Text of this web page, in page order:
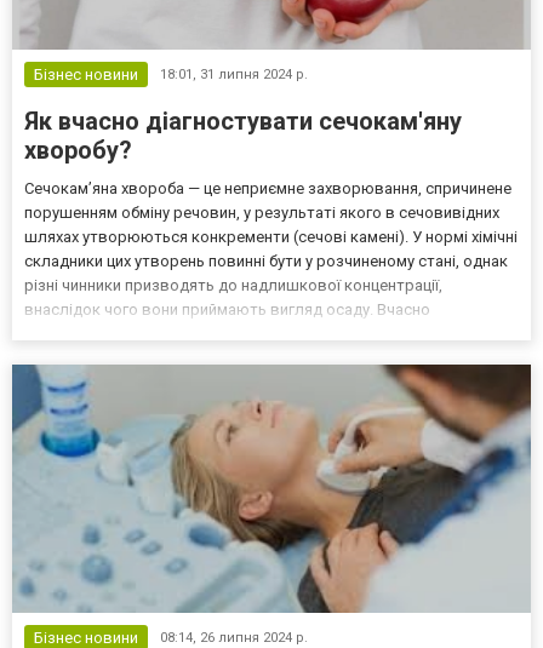
Бізнес новини 18:01, 31 липня 2024 р.
Як вчасно діагностувати сечокам'яну
хворобу?
Сечокам’яна хвороба — це неприємне захворювання, спричинене
порушенням обміну речовин, у результаті якого в сечовивідних
шляхах утворюються конкременти (сечові камені). У нормі хімічні
складники цих утворень повинні бути у розчиненому стані, однак
різні чинники призводять до надлишкової концентрації,
внаслідок чого вони приймають вигляд осаду. Вчасно
Бізнес новини 08:14, 26 липня 2024 р.